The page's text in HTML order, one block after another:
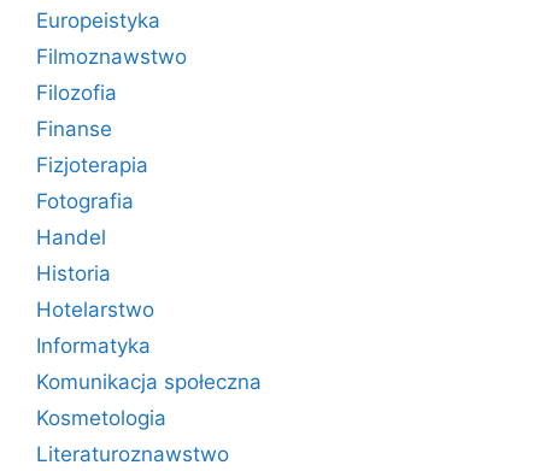
Europeistyka
Filmoznawstwo
Filozofia
Finanse
Fizjoterapia
Fotografia
Handel
Historia
Hotelarstwo
Informatyka
Komunikacja społeczna
Kosmetologia
Literaturoznawstwo